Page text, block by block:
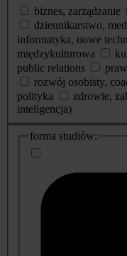
biznes, zarządzanie
dziennikarstwo,
informatyka, nowe
międzykulturowa
public relations
rozwój osobisty,
polityka
zdrowie,
inteligencja)
dodatkowe
informacje
forma studiów: